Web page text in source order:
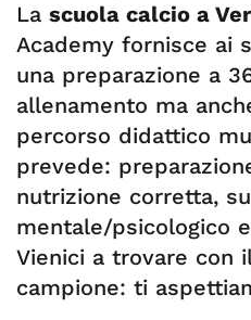
La scuola calcio a
Academy fornisce ai
una preparazione a
allenamento ma
percorso didattico
prevede:
nutrizione corretta,
mentale/psicologico
Vienici a trovare con
campione: ti